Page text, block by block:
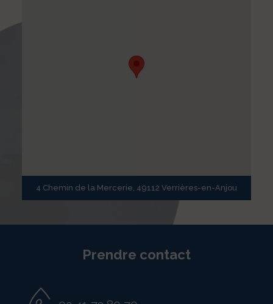
4 Chemin de la Mercerie, 49112 Verrières-en-Anjou
Prendre contact